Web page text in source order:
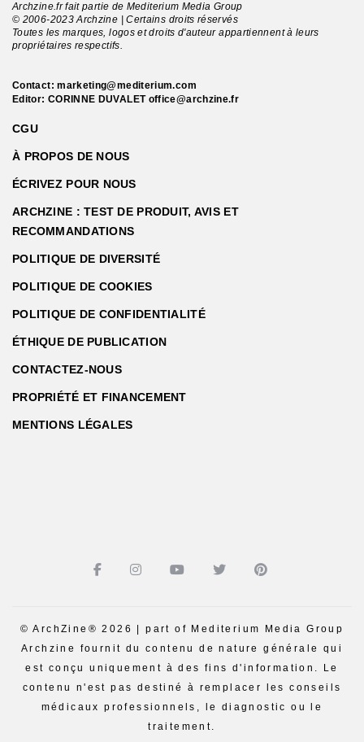
Archzine.fr fait partie de Mediterium Media Group
© 2006-2023 Archzine | Certains droits réservés
Toutes les marques, logos et droits d'auteur appartiennent à leurs
propriétaires respectifs.
Contact:marketing@mediterium.com
Editor: CORINNE DUVALET office@archzine.fr
CGU
À PROPOS DE NOUS
ÉCRIVEZ POUR NOUS
ARCHZINE : TEST DE PRODUIT, AVIS ET
RECOMMANDATIONS
POLITIQUE DE DIVERSITÉ
POLITIQUE DE COOKIES
POLITIQUE DE CONFIDENTIALITÉ
ÉTHIQUE DE PUBLICATION
CONTACTEZ-NOUS
PROPRIÉTÉ ET FINANCEMENT
MENTIONS LÉGALES
© ArchZine® 2026 | part of Mediterium Media Group
Archzine fournit du contenu de nature générale qui
est conçu uniquement à des fins d'information. Le
contenu n'est pas destiné à remplacer les conseils
médicaux professionnels, le diagnostic ou le
traitement.